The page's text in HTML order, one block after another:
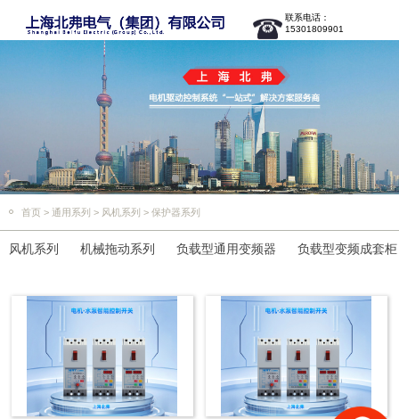
联系电话：
15301809901
首页 > 通用系列 > 风机系列 > 保护器系列
风机系列 机械拖动系列 负载型通用变频器 负载型变频成套柜